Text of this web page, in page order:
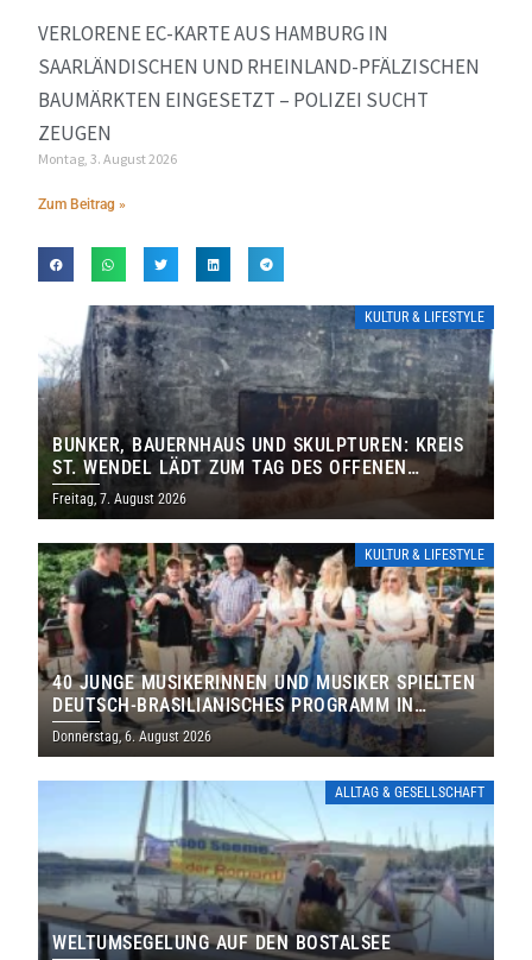
VERLORENE EC-KARTE AUS HAMBURG IN
SAARLÄNDISCHEN UND RHEINLAND-PFÄLZISCHEN
BAUMÄRKTEN EINGESETZT – POLIZEI SUCHT
ZEUGEN
Montag, 3. August 2026
Zum Beitrag »
KULTUR & LIFESTYLE
BUNKER, BAUERNHAUS UND SKULPTUREN: KREIS
ST. WENDEL LÄDT ZUM TAG DES OFFENEN
DENKMALS EIN
Freitag, 7. August 2026
KULTUR & LIFESTYLE
40 JUNGE MUSIKERINNEN UND MUSIKER SPIELTEN
DEUTSCH-BRASILIANISCHES PROGRAMM IN
THOLEY
Donnerstag, 6. August 2026
ALLTAG & GESELLSCHAFT
WELTUMSEGELUNG AUF DEN BOSTALSEE